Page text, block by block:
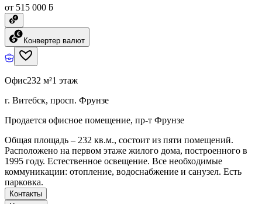
от 515 000 ƃ
Конвертер валют
Офис232 м²1 этаж
г. Витебск, просп. Фрунзе
Продается офисное помещение, пр-т Фрунзе
Общая площадь – 232 кв.м., состоит из пяти помещений.
Расположено на первом этаже жилого дома, построенного в
1995 году. Естественное освещение. Все необходимые
коммуникации: отопление, водоснабжение и санузел. Есть
парковка.
Контакты